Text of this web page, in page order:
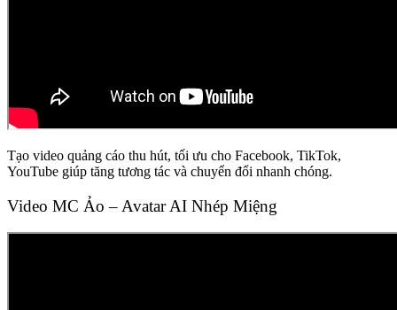
Tạo video quảng cáo thu hút, tối ưu cho Facebook, TikTok,
YouTube giúp tăng tương tác và chuyển đổi nhanh chóng.
Video MC Ảo – Avatar AI Nhép Miệng